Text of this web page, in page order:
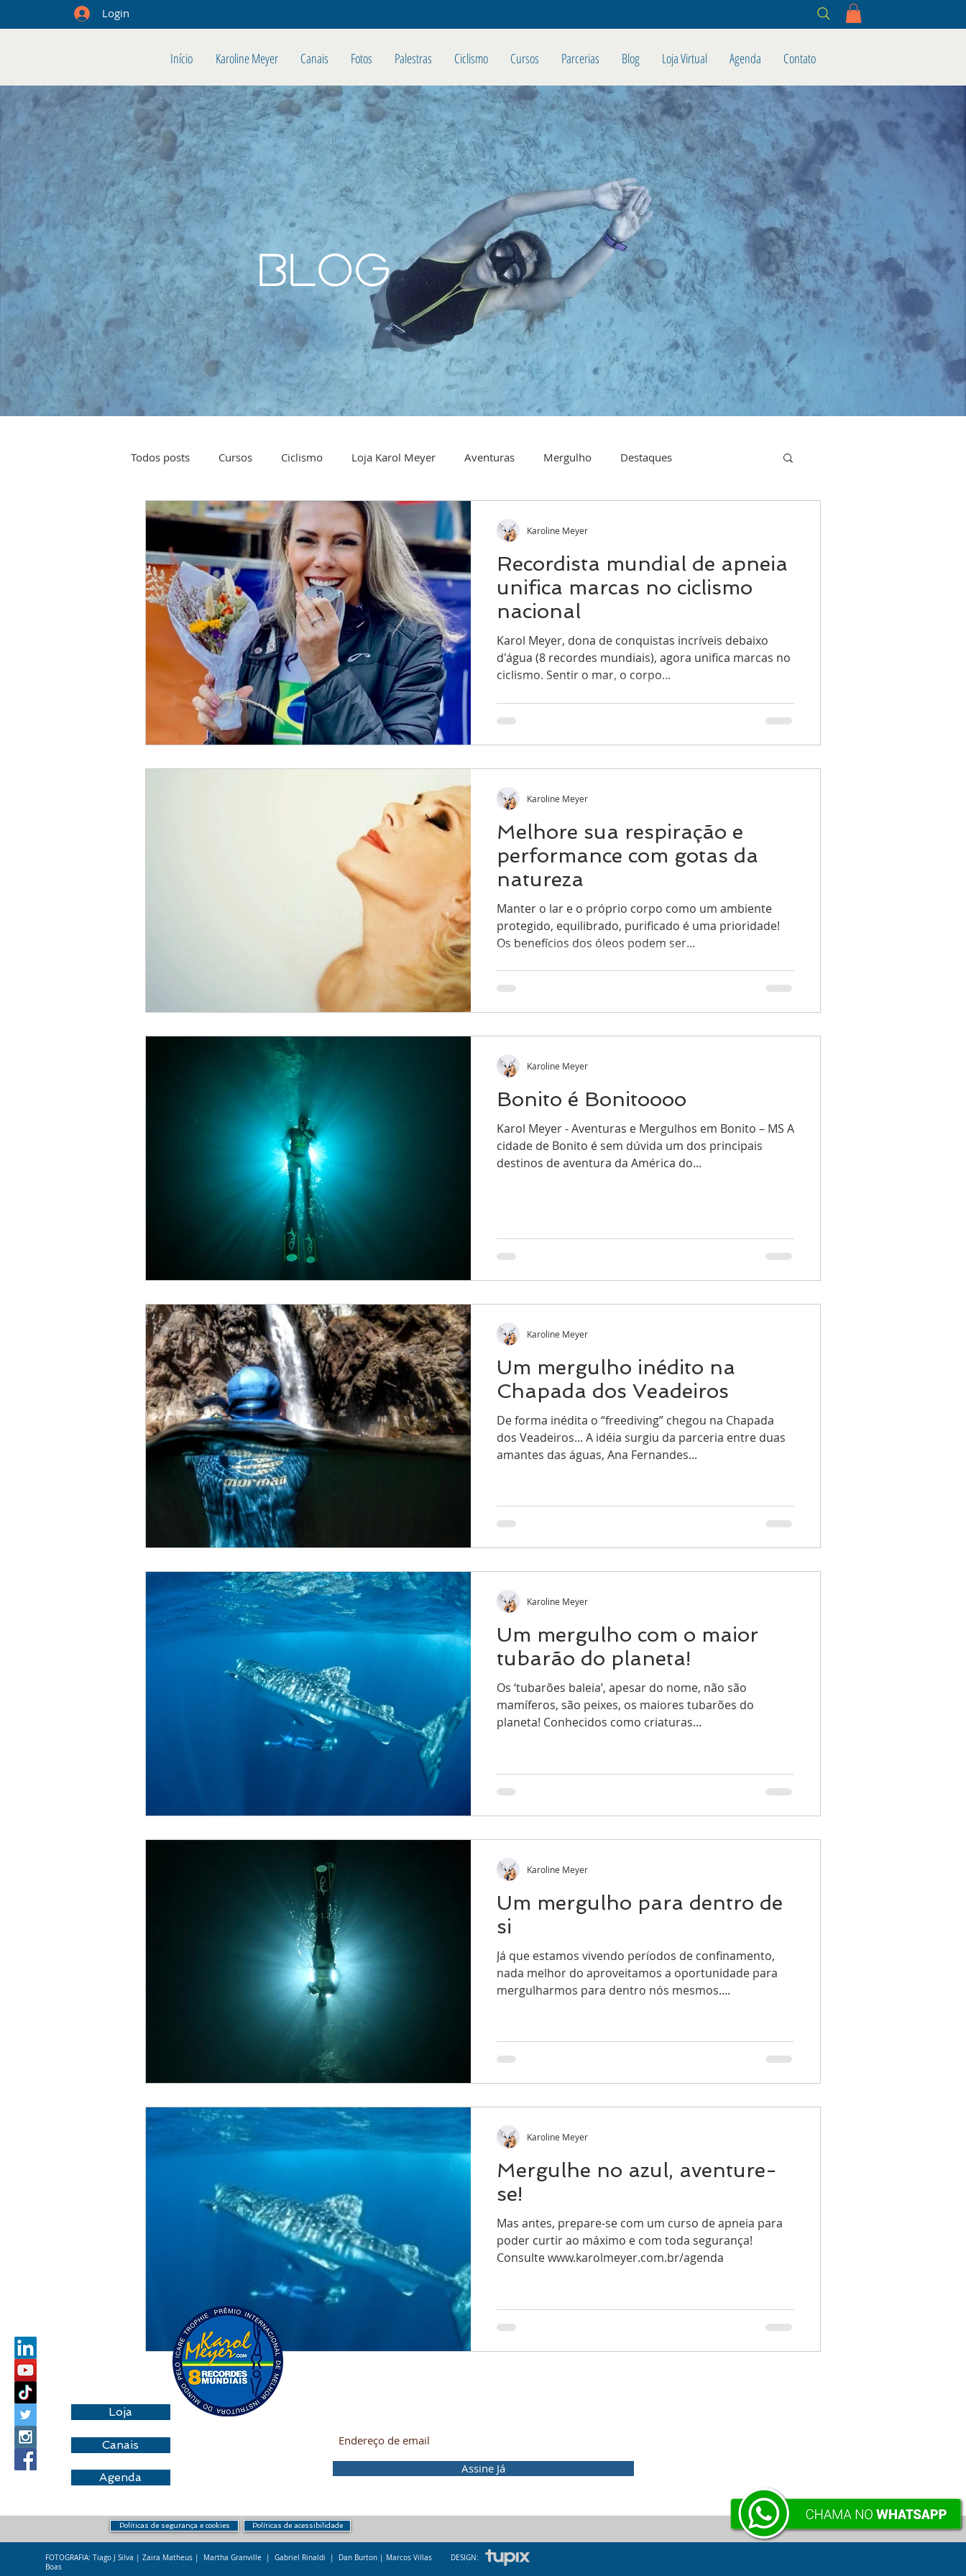
Login
Início Karoline Meyer Canais Fotos Palestras Ciclismo Cursos Parcerias Blog Loja Virtual Agenda Contato
BLOG
Todos posts Cursos Ciclismo Loja Karol Meyer Aventuras Mergulho Destaques
Recordista mundial de apneia
unifica marcas no ciclismo
nacional
Karol Meyer, dona de conquistas incríveis debaixo
d'água (8 recordes mundiais), agora unifica marcas no
ciclismo. Sentir o mar, o corpo...
Karoline Meyer
Melhore sua respiração e
performance com gotas da
natureza
Manter o lar e o próprio corpo como um ambiente
protegido, equilibrado, purificado é uma prioridade!
Os benefícios dos óleos podem ser...
Karoline Meyer
Bonito é Bonitoooo
Karol Meyer - Aventuras e Mergulhos em Bonito – MS A
cidade de Bonito é sem dúvida um dos principais
destinos de aventura da América do...
Karoline Meyer
Um mergulho inédito na
Chapada dos Veadeiros
De forma inédita o “freediving” chegou na Chapada
dos Veadeiros... A idéia surgiu da parceria entre duas
amantes das águas, Ana Fernandes...
Karoline Meyer
Um mergulho com o maior
tubarão do planeta!
Os ‘tubarões baleia’, apesar do nome, não são
mamíferos, são peixes, os maiores tubarões do
planeta! Conhecidos como criaturas...
Karoline Meyer
Um mergulho para dentro de
si
Já que estamos vivendo períodos de confinamento,
nada melhor do aproveitamos a oportunidade para
mergulharmos para dentro nós mesmos....
Karoline Meyer
Mergulhe no azul, aventure-
se!
Mas antes, prepare-se com um curso de apneia para
poder curtir ao máximo e com toda segurança!
Consulte www.karolmeyer.com.br/agenda
Karoline Meyer
Loja
Canais
Agenda
Assine Já
Políticas de segurança e cookies Políticas de acessibilidade
FOTOGRAFIA: Tiago J Silva | Zaira Matheus | Martha Granville | Gabriel Rinaldi | Dan Burton | Marcos Villas
Boas
DESIGN: